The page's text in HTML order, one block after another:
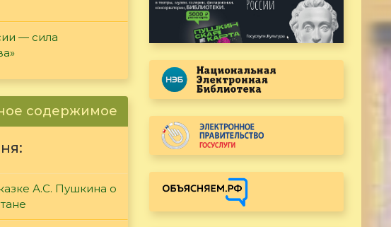
— сила
содержимое
А.С. Пушкина о